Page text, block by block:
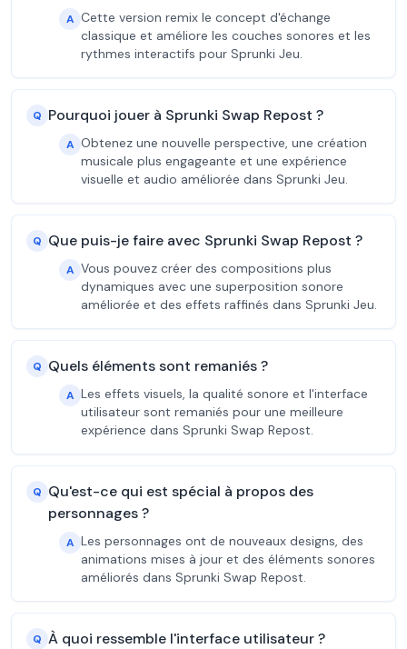
A Cette version remix le concept d'échange
classique et améliore les couches sonores et les
rythmes interactifs pour Sprunki Jeu.
Q Pourquoi jouer à Sprunki Swap Repost ?
A Obtenez une nouvelle perspective, une création
musicale plus engageante et une expérience
visuelle et audio améliorée dans Sprunki Jeu.
Q Que puis-je faire avec Sprunki Swap Repost ?
A Vous pouvez créer des compositions plus
dynamiques avec une superposition sonore
améliorée et des effets raffinés dans Sprunki Jeu.
Q Quels éléments sont remaniés ?
A Les effets visuels, la qualité sonore et l'interface
utilisateur sont remaniés pour une meilleure
expérience dans Sprunki Swap Repost.
Q Qu'est-ce qui est spécial à propos des
personnages ?
A Les personnages ont de nouveaux designs, des
animations mises à jour et des éléments sonores
améliorés dans Sprunki Swap Repost.
Q À quoi ressemble l'interface utilisateur ?